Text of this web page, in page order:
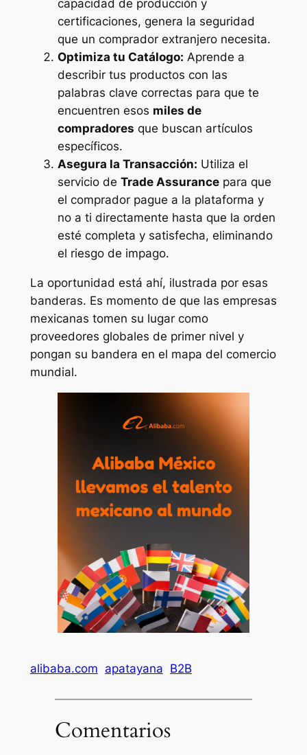
capacidad de producción y
certificaciones, genera la seguridad
que un comprador extranjero necesita.
Optimiza tu Catálogo: Aprende a
describir tus productos con las
palabras clave correctas para que te
encuentren esos miles de
compradores que buscan artículos
específicos.
Asegura la Transacción: Utiliza el
servicio de Trade Assurancepara que
el comprador pague a la plataforma y
no a ti directamente hasta que la orden
esté completa y satisfecha, eliminando
el riesgo de impago.
La oportunidad está ahí, ilustrada por esas
banderas. Es momento de que las empresas
mexicanas tomen su lugar como
proveedores globales de primer nivel y
pongan su bandera en el mapa del comercio
mundial.
alibaba.com apatayana B2B
Comentarios